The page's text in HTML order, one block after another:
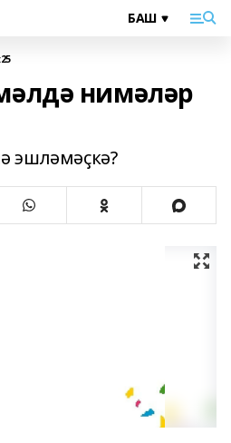
нимәләр
эшләмәҫкә?